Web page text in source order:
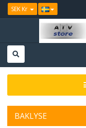
SEK Kr
BAKLYSE